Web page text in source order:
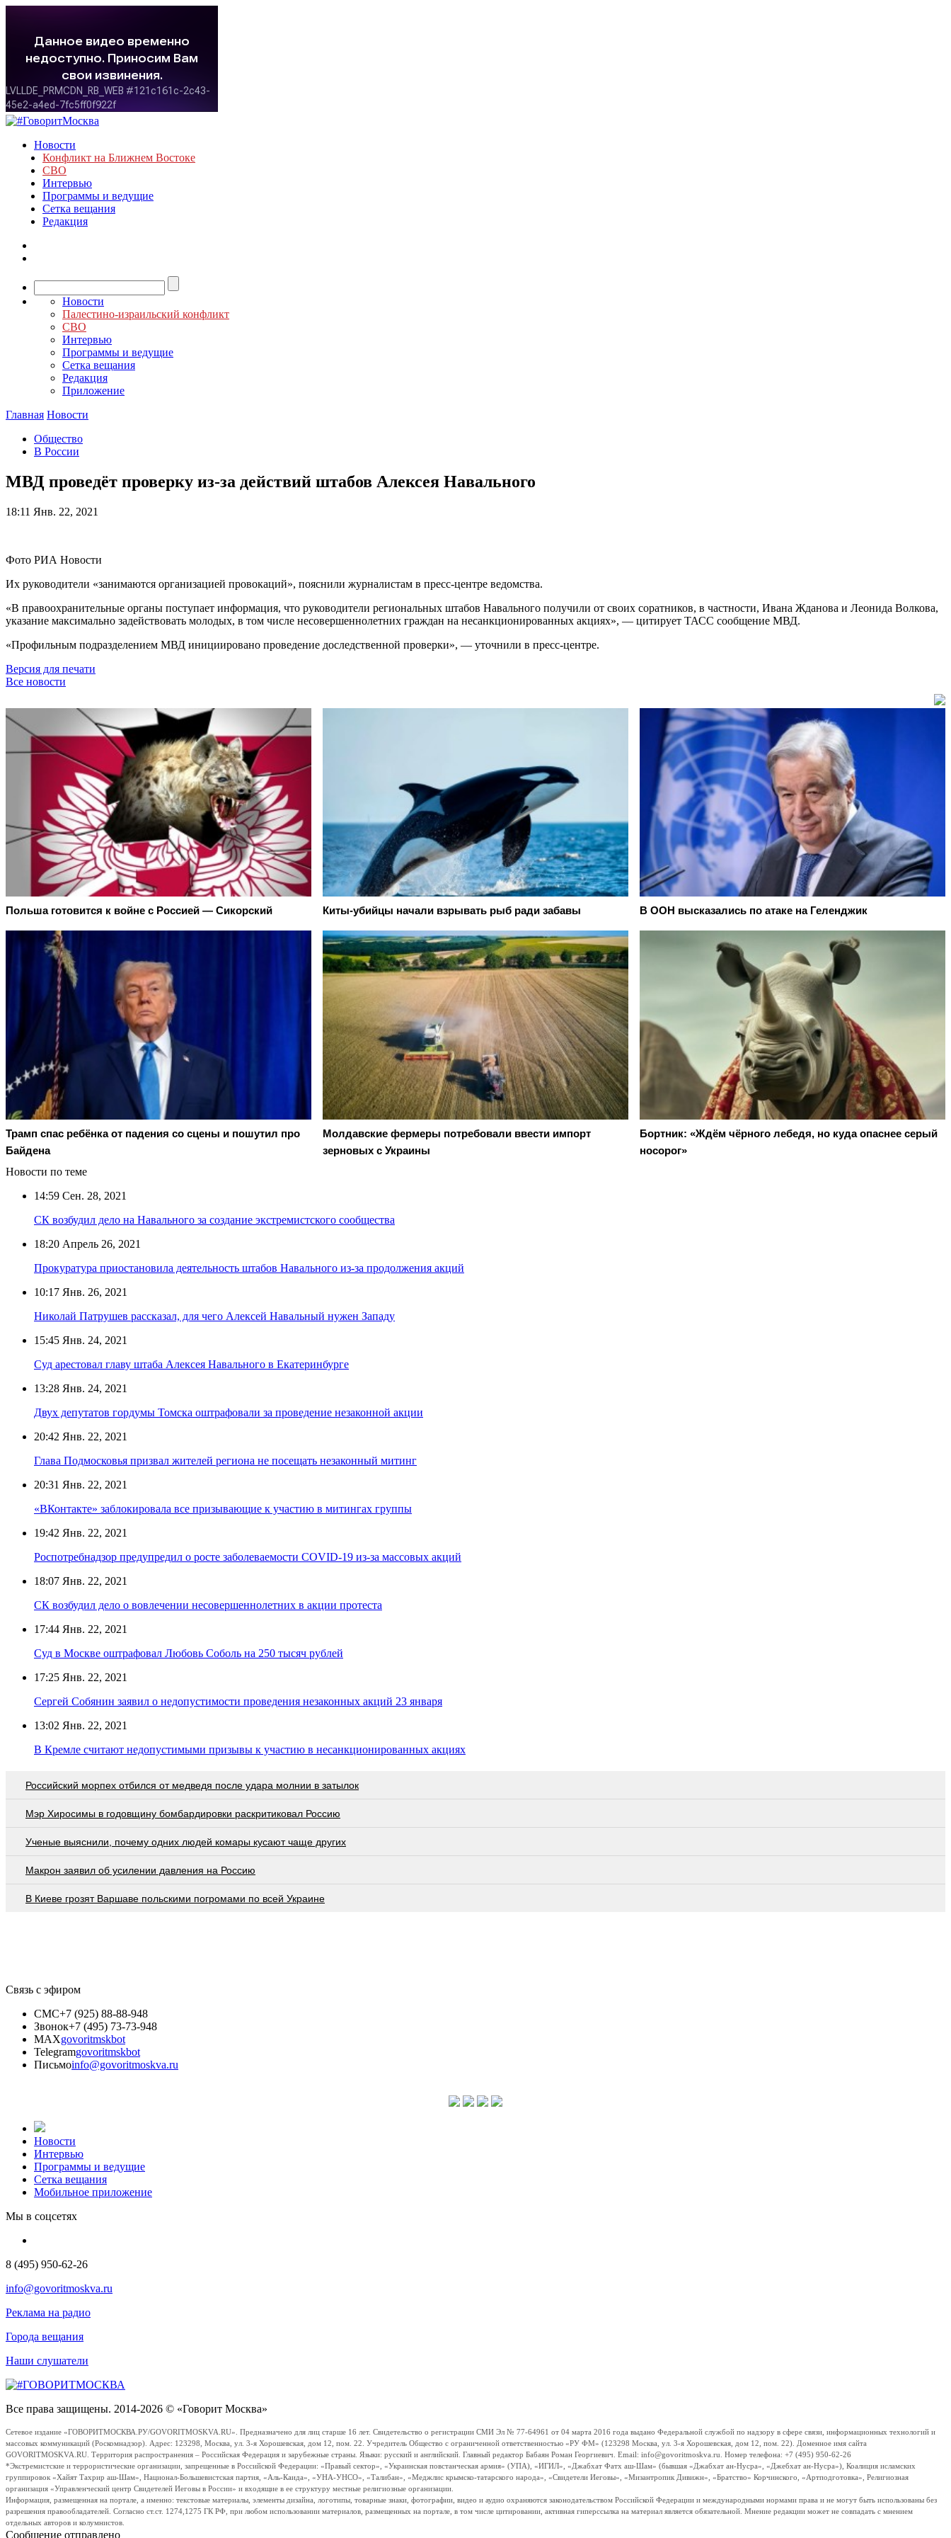
Новости
Конфликт на Ближнем Востоке
СВО
Интервью
Программы и ведущие
Сетка вещания
Редакция
Новости
Палестино-израильский конфликт
СВО
Интервью
Программы и ведущие
Сетка вещания
Редакция
Приложение
Главная Новости
Общество
В России
МВД проведёт проверку из-за действий штабов Алексея Навального
18:11 Янв. 22, 2021
Фото РИА Новости
Их руководители «занимаются организацией провокаций», пояснили журналистам в пресс-центре ведомства.
«В правоохранительные органы поступает информация, что руководители региональных штабов Навального получили от своих соратников, в частности, Ивана Жданова и Леонида Волкова,
указание максимально задействовать молодых, в том числе несовершеннолетних граждан на несанкционированных акциях», — цитирует ТАСС сообщение МВД.
«Профильным подразделением МВД инициировано проведение доследственной проверки», — уточнили в пресс-центре.
Версия для печати
Все новости
Польша готовится к войне с Россией — Сикорский Киты-убийцы начали взрывать рыб ради забавы В ООН высказались по атаке на Геленджик
Трамп спас ребёнка от падения со сцены и пошутил про
Байдена
Молдавские фермеры потребовали ввести импорт
зерновых с Украины
Бортник: «Ждём чёрного лебедя, но куда опаснее серый
носорог»
Новости по теме
14:59 Сен. 28, 2021
СК возбудил дело на Навального за создание экстремистского сообщества
18:20 Апрель 26, 2021
Прокуратура приостановила деятельность штабов Навального из-за продолжения акций
10:17 Янв. 26, 2021
Николай Патрушев рассказал, для чего Алексей Навальный нужен Западу
15:45 Янв. 24, 2021
Суд арестовал главу штаба Алексея Навального в Екатеринбурге
13:28 Янв. 24, 2021
Двух депутатов гордумы Томска оштрафовали за проведение незаконной акции
20:42 Янв. 22, 2021
Глава Подмосковья призвал жителей региона не посещать незаконный митинг
20:31 Янв. 22, 2021
«ВКонтакте» заблокировала все призывающие к участию в митингах группы
19:42 Янв. 22, 2021
Роспотребнадзор предупредил о росте заболеваемости COVID-19 из-за массовых акций
18:07 Янв. 22, 2021
СК возбудил дело о вовлечении несовершеннолетних в акции протеста
17:44 Янв. 22, 2021
Суд в Москве оштрафовал Любовь Соболь на 250 тысяч рублей
17:25 Янв. 22, 2021
Сергей Собянин заявил о недопустимости проведения незаконных акций 23 января
13:02 Янв. 22, 2021
В Кремле считают недопустимыми призывы к участию в несанкционированных акциях
Российский морпех отбился от медведя после удара молнии в затылок
Мэр Хиросимы в годовщину бомбардировки раскритиковал Россию
Ученые выяснили, почему одних людей комары кусают чаще других
Макрон заявил об усилении давления на Россию
В Киеве грозят Варшаве польскими погромами по всей Украине
Связь с эфиром
СМС+7 (925) 88-88-948
Звонок+7 (495) 73-73-948
MAXgovoritmskbot
Telegramgovoritmskbot
Письмоinfo@govoritmoskva.ru
Новости
Интервью
Программы и ведущие
Сетка вещания
Мобильное приложение
Мы в соцсетях
8 (495) 950-62-26
info@govoritmoskva.ru
Реклама на радио
Города вещания
Наши слушатели
Все права защищены. 2014-2026 © «Говорит Москва»
Сетевое издание «ГОВОРИТМОСКВА.РУ/GOVORITMOSKVA.RU». Предназначено для лиц старше 16 лет. Свидетельство о регистрации СМИ Эл № 77-64961 от 04 марта 2016 года выдано Федеральной службой по надзору в сфере связи, информационных технологий и
массовых коммуникаций (Роскомнадзор). Адрес: 123298, Москва, ул. 3-я Хорошевская, дом 12, пом. 22. Учредитель Общество с ограниченной ответственностью «РУ ФМ» (123298 Москва, ул. 3-я Хорошевская, дом 12, пом. 22). Доменное имя сайта
GOVORITMOSKVA.RU. Территория распространения – Российская Федерация и зарубежные страны. Языки: русский и английский. Главный редактор Бабаян Роман Георгиевич. Email: info@govoritmoskva.ru. Номер телефона: +7 (495) 950-62-26
*Экстремистские и террористические организации, запрещенные в Российской Федерации: «Правый сектор», «Украинская повстанческая армия» (УПА), «ИГИЛ», «Джабхат Фатх аш-Шам» (бывшая «Джабхат ан-Нусра», «Джебхат ан-Нусра»), Коалиция исламских
группировок «Хайят Тахрир аш-Шам», Национал-Большевистская партия, «Аль-Каида», «УНА-УНСО», «Талибан», «Меджлис крымско-татарского народа», «Свидетели Иеговы», «Мизантропик Дивижн», «Братство» Корчинского, «Артподготовка», Религиозная
организация «Управленческий центр Свидетелей Иеговы в России» и входящие в ее структуру местные религиозные организации.
Информация, размещенная на портале, а именно: текстовые материалы, элементы дизайна, логотипы, товарные знаки, фотографии, видео и аудио охраняются законодательством Российской Федерации и международными нормами права и не могут быть использованы без
разрешения правообладателей. Согласно ст.ст. 1274,1275 ГК РФ, при любом использовании материалов, размещенных на портале, в том числе цитировании, активная гиперссылка на материал является обязательной. Мнение редакции может не совпадать с мнением
отдельных авторов и колумнистов.
Сообщение отправлено